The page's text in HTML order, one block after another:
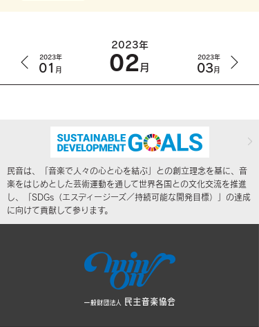
2023年
01 月
2023年
02月
2023年
03月
民音は、「音楽で人々の心と心を結ぶ」との創立理念を基に、音
楽をはじめとした芸術運動を通して世界各国との文化交流を推進
し、「SDGs（エスディージーズ／持続可能な開発目標）」の達成
に向けて貢献して参ります。